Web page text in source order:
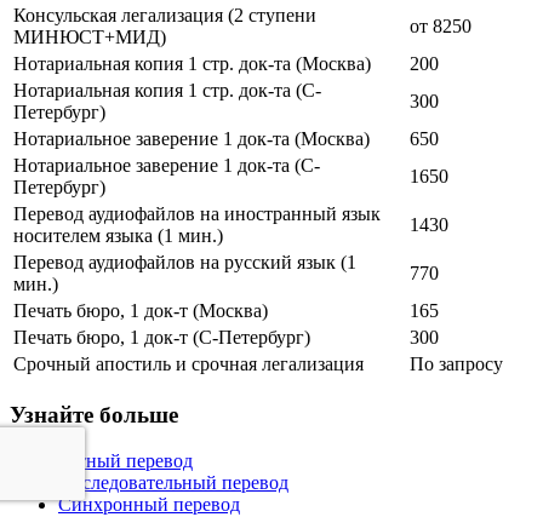
Консульская легализация (2 ступени
МИНЮСТ+МИД)
от 8250
Нотариальная копия 1 стр. док-та (Москва)
200
Нотариальная копия 1 стр. док-та (С-
Петербург)
300
Нотариальное заверение 1 док-та (Москва)
650
Нотариальное заверение 1 док-та (С-
Петербург)
1650
Перевод аудиофайлов на иностранный язык
носителем языка (1 мин.)
1430
Перевод аудиофайлов на русский язык (1
мин.)
770
Печать бюро, 1 док-т (Москва)
165
Печать бюро, 1 док-т (С-Петербург)
300
Срочный апостиль и срочная легализация
По запросу
Узнайте больше
Устный перевод
Последовательный перевод
Синхронный перевод